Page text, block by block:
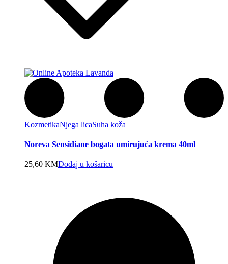
KozmetikaNjega licaSuha koža
Noreva Sensidiane bogata umirujuća krema 40ml
25,60 KMDodaj u košaricu